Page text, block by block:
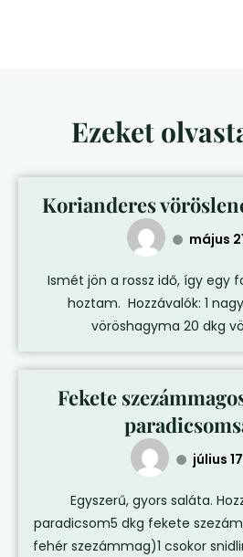
Ezeket
Korianderes
május
Ismét jön a rossz idő, így egy
hoztam. Hozzávalók: 1
vöröshagyma 20 dkg
Fekete
július
Egyszerű, gyors saláta.
paradicsom5 dkg fekete
fehér szezámmag)1 csokor